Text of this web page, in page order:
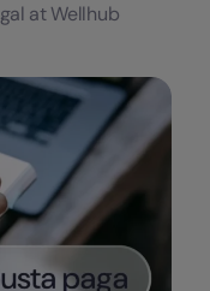
at Wellhub